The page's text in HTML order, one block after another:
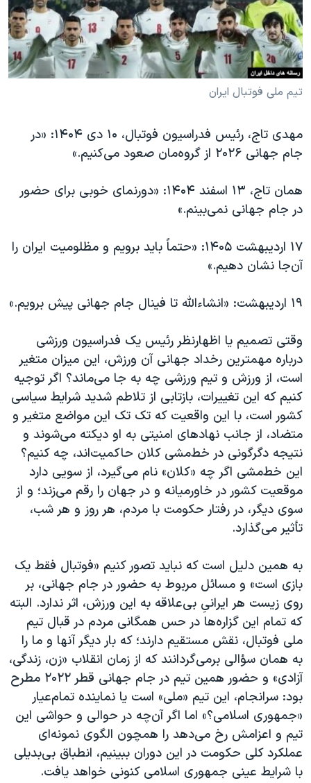
فرهنگ و زندگی
حقوق شهروندی
اقتصادی
علم و فناوری
گالری عکس
آرشیو پخش زنده
مستندها
انتخابات ریاست جمهوری آمریکا ۲۰۲۴
حمله جمهوری اسلامی به اسرائیل
رمز مهسا
اعتراضات زن، زندگی، آزادی
مجموعه مستندهای دادخواهی
تریبونال مردمی آبان ۹۸
دادگاه حمید نوری
قانون شفافیت دارائی کادر رهبری ایران
اسرائیل در جنگ
نرگس محمدی برنده جایزه نوبل صلح
همایش محافظه‌کاران آمریکا «سی‌پک»
صفحه‌های ویژه
سفر پرزیدنت ترامپ به چین
دنبال کنید
تیم ملی فوتبال ایران
مهدی تاج، رئیس فدراسیون فوتبال، ۱۰ دی ۱۴۰۴: «در
جام جهانی ۲۰۲۶ از گروه‌مان صعود می‌کنیم.»
همان تاج، ۱۳ اسفند ۱۴۰۴: «دورنمای خوبی برای حضور
در جام جهانی نمی‌بینم.»
۱۷ اردیبهشت ۱۴۰۵: «حتماً باید برویم و مظلومیت ایران را
آن‌جا نشان دهیم.»
۱۹ اردیبهشت: «انشاءالله تا فینال جام جهانی پیش برویم.»
وقتی تصمیم یا اظهارنظر رئیس یک فدراسیون ورزشی
درباره مهمترین رخداد جهانی آن ورزش، این میزان متغیر
است، از ورزش و تیم ورزشی چه به جا می‌ماند؟ اگر توجیه
کنیم که این تغییرات، بازتابی از تلاطم شدید شرایط سیاسی
کشور است، با این واقعیت که تک تک این مواضع متغیر و
متضاد، از جانب نهادهای امنیتی به او دیکته می‌شوند و
نتیجه دگرگونی در خط‌مشی کلان حاکمیت‌اند، چه کنیم؟
این خط‌مشی اگر چه «کلان» نام می‌گیرد، از سویی دارد
موقعیت کشور در خاورمیانه و در جهان را رقم می‌زند؛ و از
سوی دیگر، در رفتار حکومت با مردم، هر روز و هر شب،
تأثیر می‌گذارد.
به همین دلیل است که نباید تصور کنیم «فوتبال فقط یک
بازی‌ است» و مسائل مربوط به حضور در جام جهانی، بر
روی زیست هر ایرانیِ بی‌علاقه به این ورزش، اثر ندارد. البته
که تمام این گزاره‌ها در حس همگانی مردم در قبال تیم
ملی فوتبال، نقش مستقیم دارند؛ که بار دیگر آنها و ما را
به همان سؤالی برمی‌گردانند که از زمان انقلاب «زن، زندگی،
آزادی» و حضور همین تیم در جام جهانی قطر ۲۰۲۲ مطرح
بود: سرانجام، این تیم «ملی» است یا نماینده تمام‌عیار
«جمهوری اسلامی؟» اما اگر آن‌چه در حوالی و حواشی این
تیم و اعزامش رخ می‌دهد را همچون الگوی نمونه‌ای
عملکرد کلی حکومت در این دوران ببینیم، انطباق بی‌بدیلی
با شرایط عینی جمهوری اسلامی کنونی خواهد یافت.